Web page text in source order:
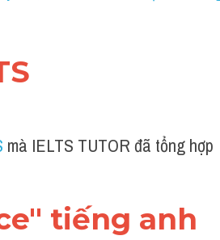
mà IELTS TUTOR đã tổng hợp
tiếng anh